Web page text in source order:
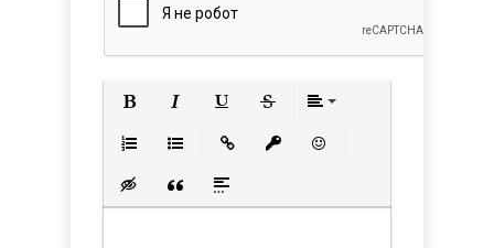
Вставка скрытого текста
Вставка цитаты
Вставка спойлера